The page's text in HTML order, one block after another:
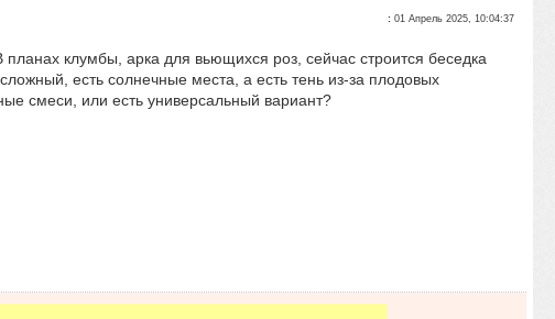
:01 Апрель 2025, 10:04:37
клумбы, арка для вьющихся роз, сейчас строится беседка
есть солнечные места, а есть тень из-за плодовых
смеси, или есть универсальный вариант?